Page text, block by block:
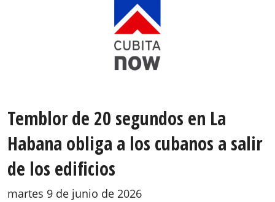
Temblor de 20 segundos en La
Habana obliga a los cubanos a salir
de los edificios
martes 9 de junio de 2026